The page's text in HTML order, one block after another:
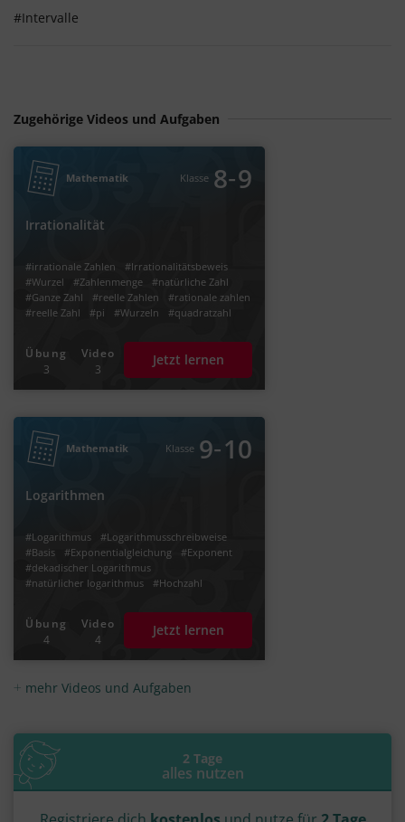
#Intervalle
Zugehörige Videos und Aufgaben
Mathematik Klasse 8‐9
Irrationalität
#irrationale Zahlen
#Irrationalitätsbeweis
#Wurzel
#Zahlenmenge
#natürliche Zahl
#Ganze Zahl
#reelle Zahlen
#rationale zahlen
#reelle Zahl
#pi #Wurzeln
#quadratzahl
#periodischer Dezimalbruch
#Zahlen ordnen
#rationale zahl
#Zähler #Nenner
Übung
3
Video
3
Jetzt lernen
Mathematik Klasse 9‐10
Logarithmen
#Logarithmus
#Logarithmusschreibweise
#Basis
#Exponentialgleichung
#Exponent
#dekadischer Logarithmus
#natürlicher logarithmus
#Hochzahl
Übung
4
Video
4
Jetzt lernen
mehr Videos und Aufgaben
2 Tage
alles nutzen